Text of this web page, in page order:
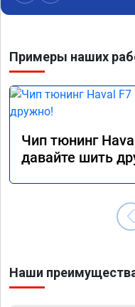
Примеры наших
Чип тюнинг
давайте шить
Наши